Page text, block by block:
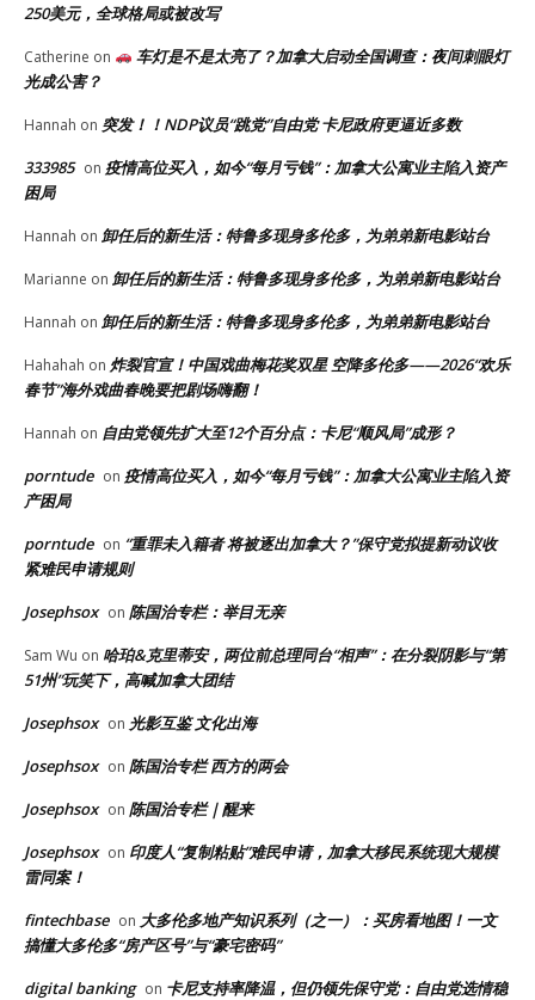
250美元，全球格局或被改写
Catherine on
车灯是不是太亮了？加拿大启动全国调查：夜间刺眼灯
光成公害？
Hannah on 突发！！NDP议员“跳党”自由党 卡尼政府更逼近多数
333985 on 疫情高位买入，如今“每月亏钱”：加拿大公寓业主陷入资产
困局
Hannah on 卸任后的新生活：特鲁多现身多伦多，为弟弟新电影站台
Marianne on 卸任后的新生活：特鲁多现身多伦多，为弟弟新电影站台
Hannah on 卸任后的新生活：特鲁多现身多伦多，为弟弟新电影站台
Hahahah on 炸裂官宣！中国戏曲梅花奖双星 空降多伦多——2026“欢乐
春节”海外戏曲春晚要把剧场嗨翻！
Hannah on 自由党领先扩大至12个百分点：卡尼“顺风局”成形？
porntude on 疫情高位买入，如今“每月亏钱”：加拿大公寓业主陷入资
产困局
porntude on “重罪未入籍者 将被逐出加拿大？”保守党拟提新动议收
紧难民申请规则
Josephsox on 陈国治专栏：举目无亲
Sam Wu on 哈珀&克里蒂安，两位前总理同台“相声”：在分裂阴影与“第
51州”玩笑下，高喊加拿大团结
Josephsox on 光影互鉴 文化出海
Josephsox on 陈国治专栏 西方的两会
Josephsox on 陈国治专栏｜醒来
Josephsox on 印度人“复制粘贴”难民申请，加拿大移民系统现大规模
雷同案！
fintechbase on 大多伦多地产知识系列（之一）：买房看地图！一文
搞懂大多伦多“房产区号”与“豪宅密码”
digital banking on 卡尼支持率降温，但仍领先保守党：自由党选情稳